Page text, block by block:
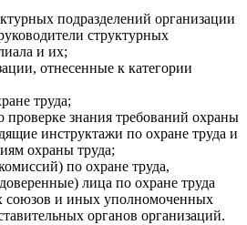
подразделений организации
структурных
и их;
отнесенные к категории
труда;
знания требований охраны
инструктажи по охране труда и
охраны труда;
по охране труда,
лица по охране труда
союзов и иных уполномоченных
органов организаций.